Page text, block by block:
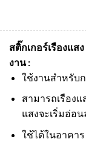
สติ๊กเกอร์เรืองแส
งาน :
ใช้งานสำหรับ
สามารถเรือง
แสงจะเริ่มอ่อน
ใช้ได้ในอาคา